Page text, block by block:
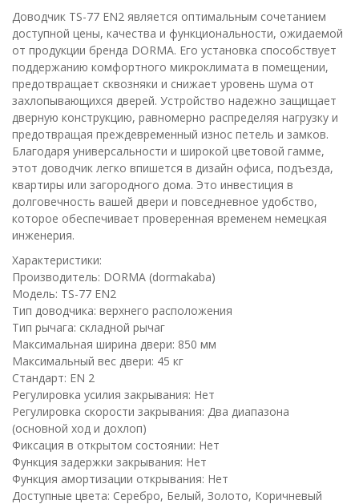
Доводчик TS-77 EN2 является оптимальным сочетанием
доступной цены, качества и функциональности, ожидаемой
от продукции бренда DORMA. Его установка способствует
поддержанию комфортного микроклимата в помещении,
предотвращает сквозняки и снижает уровень шума от
захлопывающихся дверей. Устройство надежно защищает
дверную конструкцию, равномерно распределяя нагрузку и
предотвращая преждевременный износ петель и замков.
Благодаря универсальности и широкой цветовой гамме,
этот доводчик легко впишется в дизайн офиса, подъезда,
квартиры или загородного дома. Это инвестиция в
долговечность вашей двери и повседневное удобство,
которое обеспечивает проверенная временем немецкая
инженерия.
Характеристики:
Производитель: DORMA (dormakaba)
Модель: TS-77 EN2
Тип доводчика: верхнего расположения
Тип рычага: складной рычаг
Максимальная ширина двери: 850 мм
Максимальный вес двери: 45 кг
Стандарт: EN 2
Регулировка усилия закрывания: Нет
Регулировка скорости закрывания: Два диапазона
(основной ход и дохлоп)
Фиксация в открытом состоянии: Нет
Функция задержки закрывания: Нет
Функция амортизации открывания: Нет
Доступные цвета: Серебро, Белый, Золото, Коричневый